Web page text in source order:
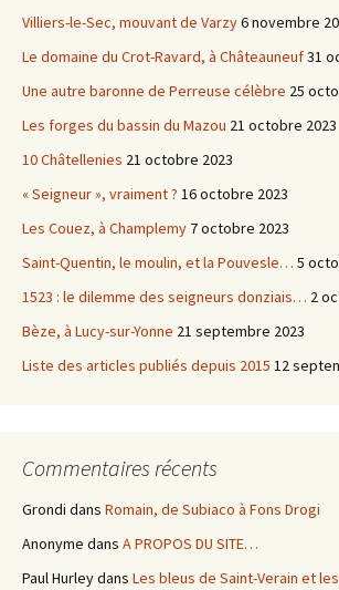
Villiers-le-Sec, mouvant de Varzy6 novembre
Le domaine du Crot-Ravard, à Châteauneuf31
Une autre baronne de Perreuse célèbre 25
Les forges du bassin du Mazou 21 octobre 2023
10 Châtellenies 21 octobre 2023
« Seigneur », vraiment ? 16 octobre 2023
Les Couez, à Champlemy 7 octobre 2023
Saint-Quentin, le moulin, et la Pouvesle… 5
1523 : le dilemme des seigneurs donziais… 2
Bèze, à Lucy-sur-Yonne 21 septembre 2023
Liste des articles publiés depuis 2015 12
Commentaires récents
Grondi dans Romain, de Subiaco à Fons Drogi
Anonyme dans A PROPOS DU SITE…
Paul Hurleydans Les bleus de Saint-Verain et